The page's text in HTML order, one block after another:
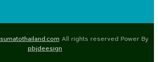
sumatothailand.com All rights reserved Power By
pbjdeesign